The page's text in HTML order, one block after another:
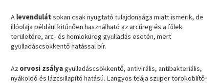
A levendulát sokan csak nyugtató tulajdonsága miatt ismerik, de
illóolaja például kitűnően használható az arcüreg és a fülek
területére, arc- és homloküreg gyulladás esetén, mert
gyulladáscsökkentő hatással bír.
Az orvosi zsályagyulladáscsökkentő, antivirális, antibakteriális,
nyákoldó és lázcsillapító hatású. Langyos teája szuper toroköblítő-